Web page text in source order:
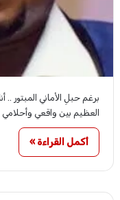
برغم حبلِ اﻷماني المبتور
العظيم بين واقعي وأحلامي ..
أكمل القراءة »